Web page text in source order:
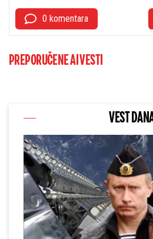
0 komentara
PREPORUČENE AI VESTI
VEST